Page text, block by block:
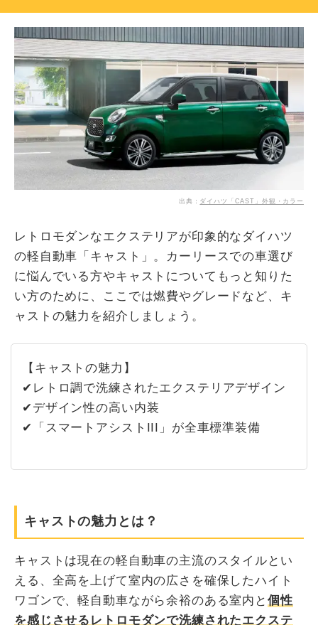
出典： ダイハツ「CAST」外観・カラー
レトロモダンなエクステリアが印象的なダイハツ
の軽自動車「キャスト」。カーリースでの車選び
に悩んでいる方やキャストについてもっと知りた
い方のために、ここでは燃費やグレードなど、キ
ャストの魅力を紹介しましょう。
【キャストの魅力】
✔レトロ調で洗練されたエクステリアデザイン
✔デザイン性の高い内装
✔「スマートアシストIII」が全車標準装備
キャストの魅力とは？
キャストは現在の軽自動車の主流のスタイルとい
える、全高を上げて室内の広さを確保したハイト
ワゴンで、軽自動車ながら余裕のある室内と 個性
を感じさせるレトロモダンで洗練されたエクステ